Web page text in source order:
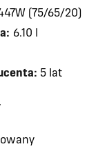
(75/65/20)
6.10 l
5 lat